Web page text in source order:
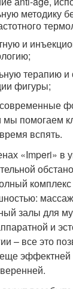
методику
и
терапию и
фигуры;
мы помогаем
вспять.
«Imperi» в
комплекс
залы для
и
– все это
эффектней